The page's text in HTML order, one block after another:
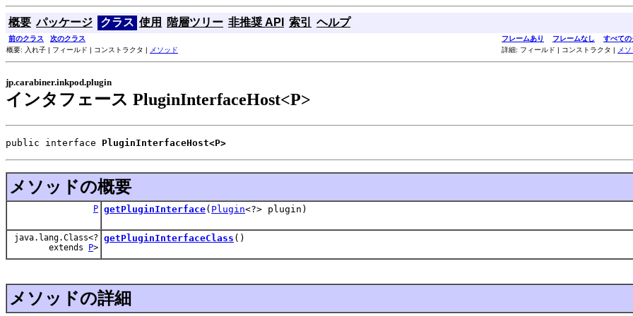
概要 パッケージ クラス 使用 階層ツリー 非推奨 API 索引 ヘルプ
前のクラス 次のクラス フレームあり フレームなし
すべての
概要: 入れ子 | フィールド | コンストラクタ |
メソッド 詳細: フィールド | コンストラクタ | メ
jp.carabiner.inkpod.plugin
インタフェース PluginInterfaceHost<P>
public interface PluginInterfaceHost<P>
メソッドの概要
P getPluginInterface( Plugin<?> plugin)
java.lang.Class<?
extends P>
getPluginInterfaceClass ()
メソッドの詳細